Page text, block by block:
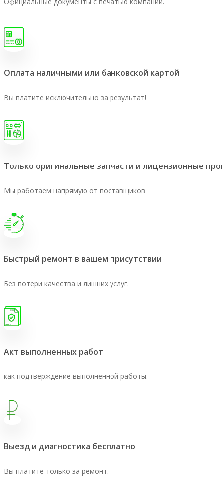
Оплата наличными или банковской картой
Вы платите исключительно за результат!
Только оригинальные запчасти и лицензионные
Мы работаем напрямую от поставщиков
Быстрый ремонт в вашем присутствии
Без потери качества и лишних услуг.
Акт выполненных работ
как подтверждение выполненной работы.
Выезд и диагностика бесплатно
Вы платите только за ремонт.